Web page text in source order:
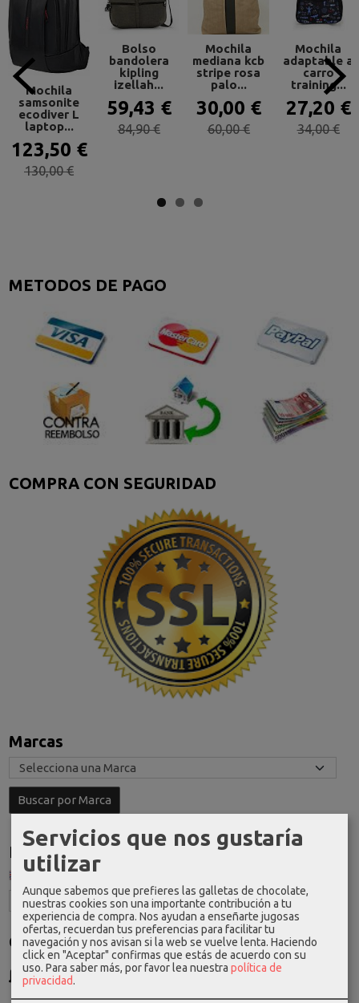
METODOS DE PAGO
COMPRA CON SEGURIDAD
Marcas
Idioma
Costes de Envío
GRATIS *
Consultar Destinos
Mochila
samsonite
ecodiver L
laptop...
123,50 €
130,00 €
Bolso
bandolera
kipling
izellah...
59,43 €
84,90 €
Mochila
mediana kcb
stripe rosa
palo...
30,00 €
60,00 €
Mochila
adaptable a
carro
training...
27,20 €
34,00 €
Servicios que nos gustaría
utilizar
Aunque sabemos que prefieres las galletas de chocolate,
nuestras cookies son una importante contribución a tu
experiencia de compra. Nos ayudan a enseñarte jugosas
ofertas, recuerdan tus preferencias para facilitar tu
navegación y nos avisan si la web se vuelve lenta. Haciendo
click en "Aceptar" confirmas que estás de acuerdo con su
uso. Para saber más, por favor lea nuestra política de
privacidad.